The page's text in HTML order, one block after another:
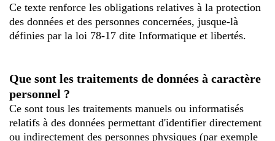
Ce texte renforce les obligations relatives à la protection
des données et des personnes concernées, jusque-là
définies par la loi 78-17 dite Informatique et libertés.
Que sont les traitements de données à caractère
personnel ?
Ce sont tous les traitements manuels ou informatisés
relatifs à des données permettant d'identifier directement
ou indirectement des personnes physiques (par exemple